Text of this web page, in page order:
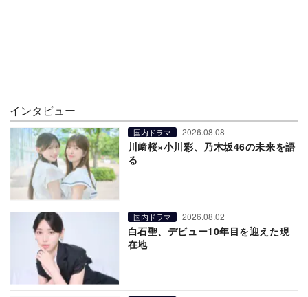
インタビュー
国内ドラマ 2026.08.08
川﨑桜×小川彩、乃木坂46の未来を語
る
国内ドラマ 2026.08.02
白石聖、デビュー10年目を迎えた現
在地